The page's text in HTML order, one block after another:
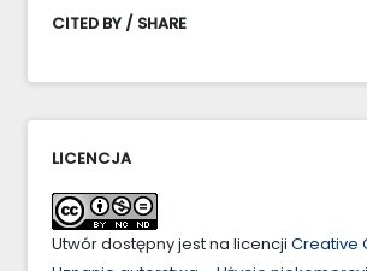
CITED BY / SHARE
LICENCJA
Utwór dostępny jest na licencji Creative